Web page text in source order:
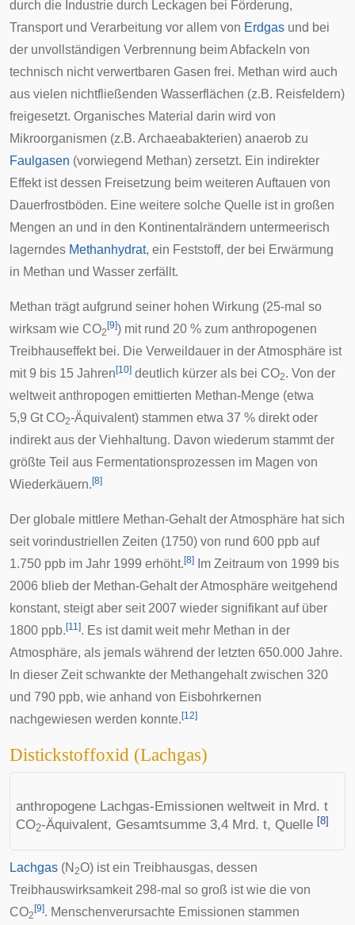
durch die Industrie durch Leckagen bei Förderung,
Transport und Verarbeitung vor allem von Erdgas und bei
der unvollständigen Verbrennung beimAbfackeln von
technisch nicht verwertbaren Gasen frei. Methan wird auch
aus vielen nichtfließenden Wasserflächen (z.B. Reisfeldern)
freigesetzt. Organisches Material darin wird von
Mikroorganismen (z.B. Archaeabakterien) anaerob zu
Faulgasen (vorwiegend Methan) zersetzt. Ein indirekter
Effekt ist dessen Freisetzung beim weiteren Auftauen von
Dauerfrostböden. Eine weitere solche Quelle ist in großen
Mengen an und in den Kontinentalrändern untermeerisch
lagerndes Methanhydrat, ein Feststoff, der bei Erwärmung
in Methan und Wasser zerfällt.
Methan trägt aufgrund seiner hohen Wirkung (25-mal so
wirksam wie CO2
[9]) mit rund 20 % zum anthropogenen
Treibhauseffekt bei. Die Verweildauer in der Atmosphäre ist
mit 9 bis 15 Jahren [10] deutlich kürzer als bei CO2. Von der
weltweit anthropogen emittierten Methan-Menge (etwa
5,9 Gt CO2-Äquivalent) stammen etwa 37 % direkt oder
indirekt aus der Viehhaltung. Davon wiederum stammt der
größte Teil aus Fermentationsprozessen im Magen von
Wiederkäuern. [8]
Der globale mittlere Methan-Gehalt der Atmosphäre hat sich
seit vorindustriellen Zeiten (1750) von rund 600 ppb auf
1.750 ppb im Jahr 1999 erhöht. [8]
Im Zeitraum von 1999 bis
2006 blieb der Methan-Gehalt der Atmosphäre weitgehend
konstant, steigt aber seit 2007 wieder signifikant auf über
1800 ppb. [11]. Es ist damit weit mehr Methan in der
Atmosphäre, als jemals während der letzten 650.000 Jahre.
In dieser Zeit schwankte der Methangehalt zwischen 320
und 790 ppb, wie anhand von Eisbohrkernen
nachgewiesen werden konnte. [12]
Distickstoffoxid (Lachgas)
anthropogene Lachgas-Emissionen weltweit in Mrd. t
CO2-Äquivalent, Gesamtsumme 3,4 Mrd. t, Quelle [8]
Lachgas (N 2O) ist ein Treibhausgas, dessen
Treibhauswirksamkeit 298-mal so groß ist wie die von
CO2
[9]. Menschenverursachte Emissionen stammen